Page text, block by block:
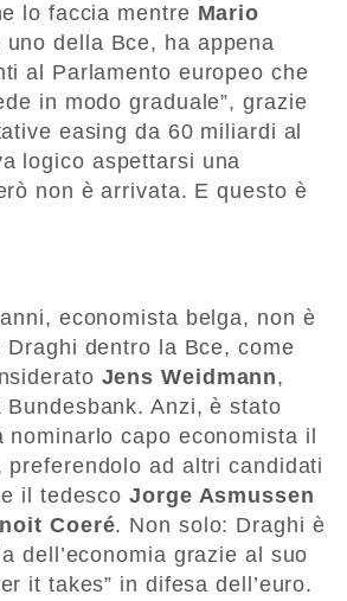
lo faccia mentre Mario
uno della Bce, ha appena
al Parlamento europeo che
in modo graduale”, grazie
easing da 60 miliardi al
logico aspettarsi una
non è arrivata. E questo è
economista belga, non è
Draghi dentro la Bce, come
Jens Weidmann,
Anzi, è stato
nominarlo capo economista il
preferendolo ad altri candidati
il tedesco Jorge Asmussen
Coeré. Non solo: Draghi è
dell’economia grazie al suo
it takes” in difesa dell’euro.